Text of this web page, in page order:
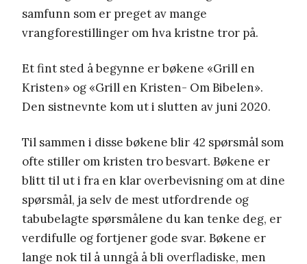
samfunn som er preget av mange
vrangforestillinger om hva kristne tror på.
Et fint sted å begynne er bøkene «Grill en
Kristen» og «Grill en Kristen- Om Bibelen».
Den sistnevnte kom ut i slutten av juni 2020.
Til sammen i disse bøkene blir 42 spørsmål som
ofte stiller om kristen tro besvart. Bøkene er
blitt til ut i fra en klar overbevisning om at dine
spørsmål, ja selv de mest utfordrende og
tabubelagte spørsmålene du kan tenke deg, er
verdifulle og fortjener gode svar. Bøkene er
lange nok til å unngå å bli overfladiske, men